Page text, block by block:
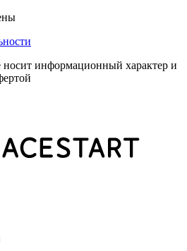
информационный характер и